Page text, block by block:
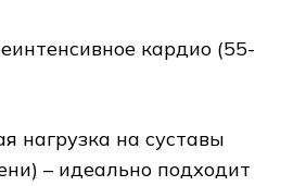
кардио (55-
нагрузка на суставы
– идеально подходит